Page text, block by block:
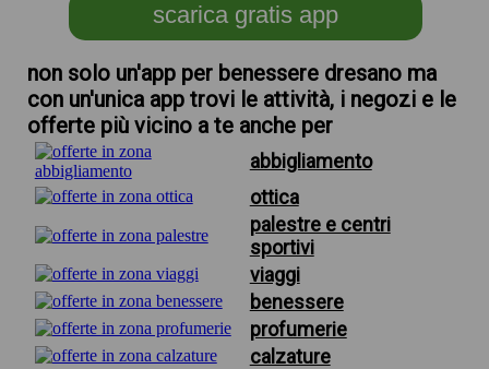
scarica gratis app
non solo un'app per benessere dresano ma
con un'unica app trovi le attività, i negozi e le
offerte più vicino a te anche per
abbigliamento
ottica
palestre e centri
sportivi
viaggi
benessere
profumerie
calzature